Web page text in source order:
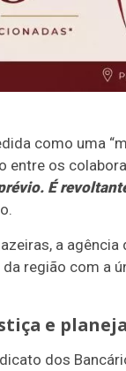
como uma
entre os
É
a
região com a
e
dos